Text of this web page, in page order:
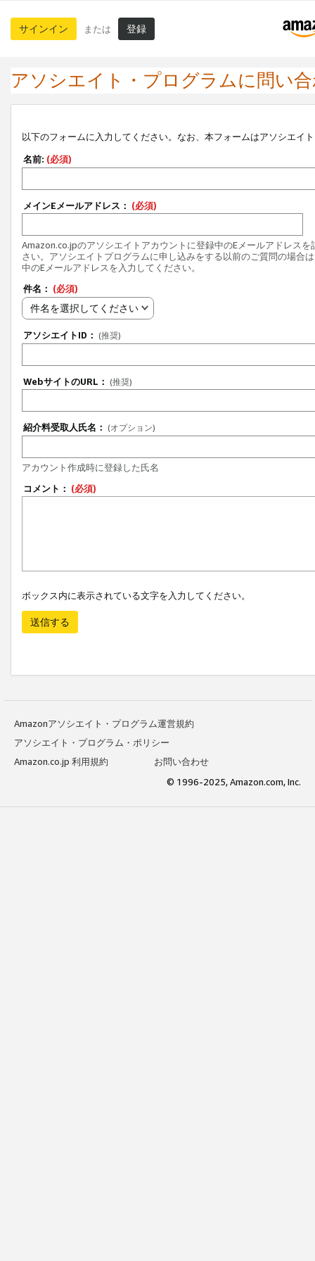
サインイン または 登録
アソシエイト・プログラムに問い
以下のフォームに入力してください。なお、本フォームはアソシエイ
名前: (必須)
メインEメールアドレス： (必須)
Amazon.co.jpのアソシエイトアカウントに登録中のEメールアドレスを
さい。アソシエイトプログラムに申し込みをする以前のご質問の場合
中のEメールアドレスを入力してください。
件名： (必須)
件名を選択してください
アソシエイトID： (推奨)
WebサイトのURL： (推奨)
紹介料受取人氏名： (オプション)
アカウント作成時に登録した氏名
コメント： (必須)
ボックス内に表示されている文字を入力してください。
送信する
Amazonアソシエイト・プログラム運営規約
アソシエイト・プログラム・ポリシー
Amazon.co.jp 利用規約
お問い合わせ
© 1996-2025, Amazon.com, Inc.